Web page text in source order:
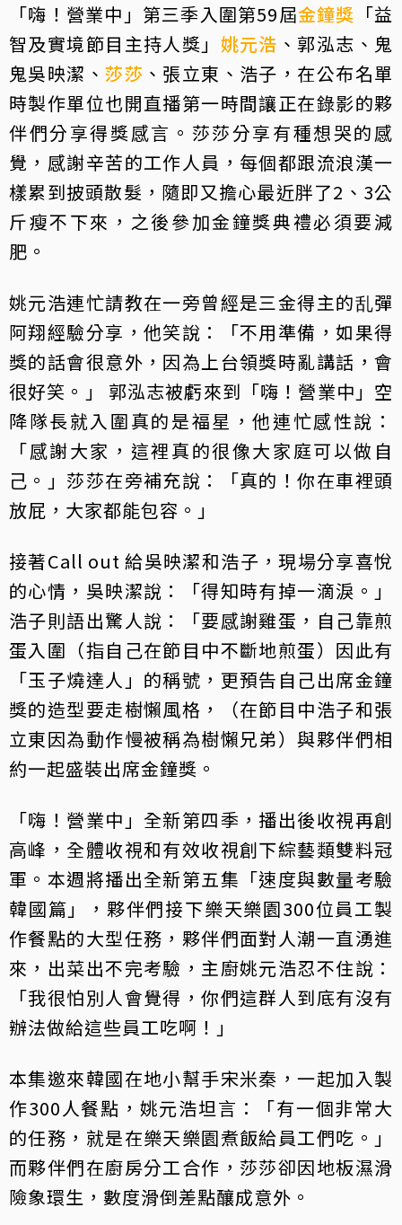
「嗨！營業中」第三季入圍第59屆金鐘獎 「益
智及實境節目主持人獎」 姚元浩 、郭泓志、鬼
鬼吳映潔、莎莎 、張立東、浩子，在公布名單
時製作單位也開直播第一時間讓正在錄影的夥
伴們分享得獎感言。莎莎分享有種想哭的感
覺，感謝辛苦的工作人員，每個都跟流浪漢一
樣累到披頭散髮，隨即又擔心最近胖了2、3公
斤瘦不下來，之後參加金鐘獎典禮必須要減
肥。
姚元浩連忙請教在一旁曾經是三金得主的乱彈
阿翔經驗分享，他笑說：「不用準備，如果得
獎的話會很意外，因為上台領獎時亂講話，會
很好笑。」 郭泓志被虧來到「嗨！營業中」空
降隊長就入圍真的是福星，他連忙感性說：
「感謝大家，這裡真的很像大家庭可以做自
己。」莎莎在旁補充說：「真的！你在車裡頭
放屁，大家都能包容。」
接著Call out 給吳映潔和浩子，現場分享喜悅
的心情，吳映潔說：「得知時有掉一滴淚。」
浩子則語出驚人說：「要感謝雞蛋，自己靠煎
蛋入圍（指自己在節目中不斷地煎蛋）因此有
「玉子燒達人」的稱號，更預告自己出席金鐘
獎的造型要走樹懶風格，（在節目中浩子和張
立東因為動作慢被稱為樹懶兄弟）與夥伴們相
約一起盛裝出席金鐘獎。
「嗨！營業中」全新第四季，播出後收視再創
高峰，全體收視和有效收視創下綜藝類雙料冠
軍。本週將播出全新第五集「速度與數量考驗
韓國篇」，夥伴們接下樂天樂園300位員工製
作餐點的大型任務，夥伴們面對人潮一直湧進
來，出菜出不完考驗，主廚姚元浩忍不住說：
「我很怕別人會覺得，你們這群人到底有沒有
辦法做給這些員工吃啊！」
本集邀來韓國在地小幫手宋米秦，一起加入製
作300人餐點，姚元浩坦言：「有一個非常大
的任務，就是在樂天樂園煮飯給員工們吃。」
而夥伴們在廚房分工合作，莎莎卻因地板濕滑
險象環生，數度滑倒差點釀成意外。